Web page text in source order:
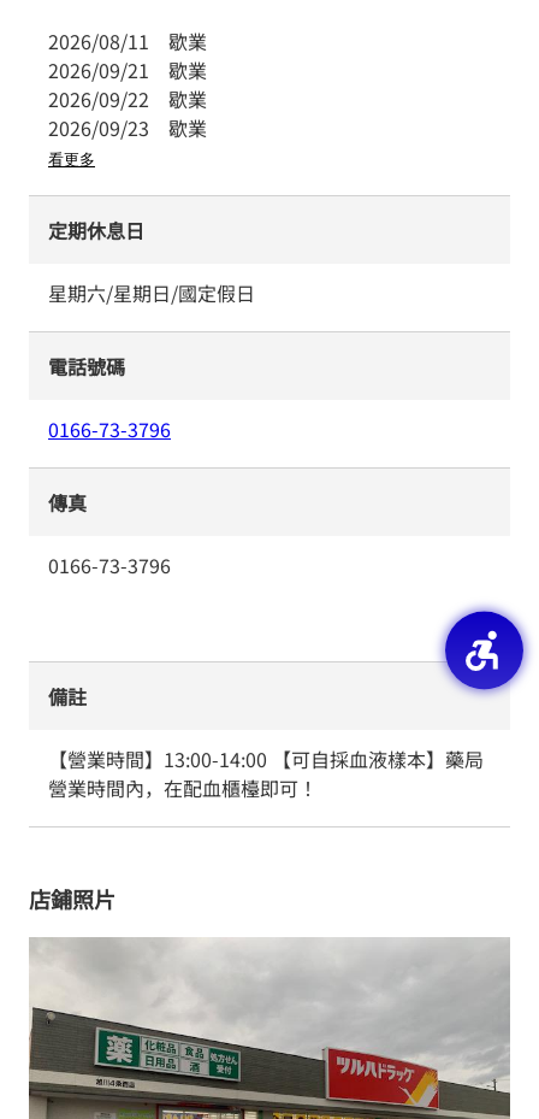
2026/08/11 歇業
2026/09/21 歇業
2026/09/22 歇業
2026/09/23 歇業
看更多
定期休息日
星期六/星期日/國定假日
電話號碼
0166-73-3796
傳真
0166-73-3796
備註
【營業時間】13:00-14:00 【可自採血液樣本】藥局
營業時間內，在配血櫃檯即可！
店鋪照片